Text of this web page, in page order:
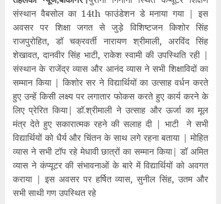
संस्थान वैबसोल का 14th फाउंडेशन डे मनाया गया | इस
अवसर पर शिक्षा जगत से जुड़े विशिष्टजन किशोर सिंह
राजपुरोहित, डॉ चक्रवर्ती नारायण श्रीमाली, अरविंद सिंह
शेखावत, दानवीर सिंह भाटी, राकेश स्वामी की उपस्थिति रही |
संस्थान के राजेंद्र व्यास और आनंद व्यास ने सभी शिक्षाविदों का
सम्मान किया | किशोर सर ने विद्यार्थियों का उत्साह वर्धन करते
हुए उन्हें किसी लक्ष्य पर लगातार फोकस करते हुए कार्य करने के
लिए प्रेरित किया| डॉ.श्रीमाली ने उत्साह और ऊर्जा का मूल
मंत्र देते हुए सकारात्मक रहने की सलाह दी | भाटी ने सभी
विद्यार्थियों को धैर्य और चिंतन के साथ लगे रहना बताया | मोहित
व्यास ने सभी टॉप रहे मेधावी छात्रों का सम्मान किया| डॉ अमित
व्यास ने कंप्यूटर की संभावनाओं के बारे में विद्यार्थियों को अवगत
कराया | इस अवसर पर हर्षित व्यास, सुनील सिंह, उतम और
सभी साथी गण उपस्थित रहे